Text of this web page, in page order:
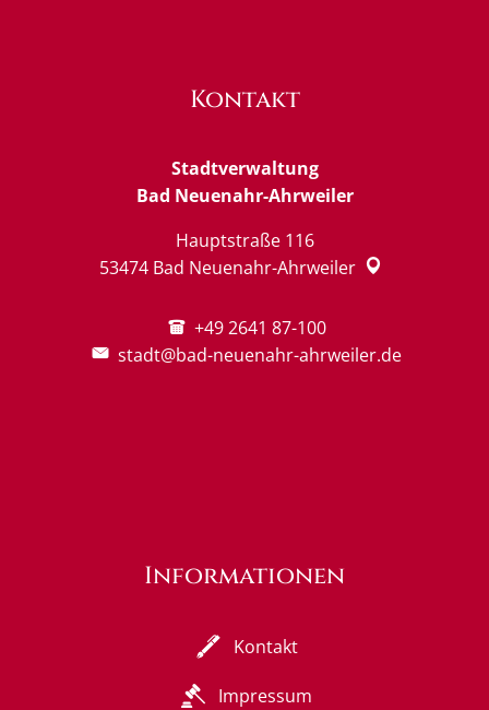
Kontakt
Stadtverwaltung
Bad Neuenahr-Ahrweiler
Hauptstraße 116
53474 Bad Neuenahr-Ahrweiler
+49 2641 87-100
stadt@bad-neuenahr-ahrweiler.de
Informationen
Kontakt
Impressum